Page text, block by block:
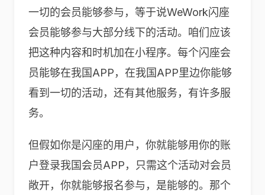
一切的会员能够参与，等于说WeWork闪座
会员能够参与大部分线下的活动。咱们应该
把这种内容和时机加在小程序。每个闪座会
员能够在我国APP，在我国APP里边你能够
看到一切的活动，还有其他服务，有许多服
务。
但假如你是闪座的用户，你就能够用你的账
户登录我国会员APP，只需这个活动对会员
敞开，你就能够报名参与，是能够的。那个